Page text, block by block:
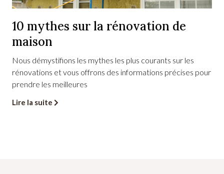
10 mythes sur la rénovation de
maison
Nous démystifions les mythes les plus courants sur les
rénovations et vous offrons des informations précises pour
prendre les meilleures
Lire la suite